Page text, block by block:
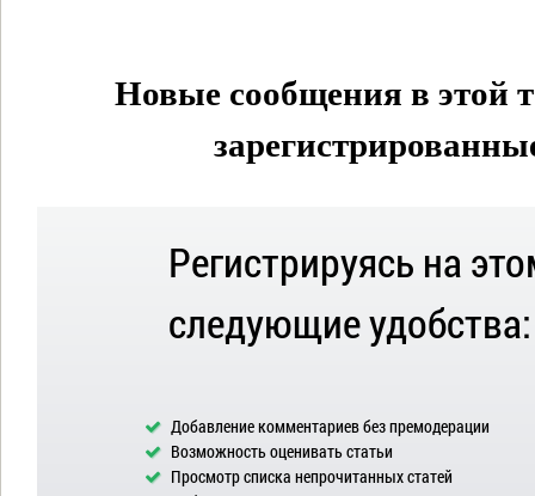
Новые сообщения в этой
Регистрируясь на
следующие удобства:
Добавление комментариев без премодерации
Возможность оценивать статьи
Просмотр списка непрочитанных статей